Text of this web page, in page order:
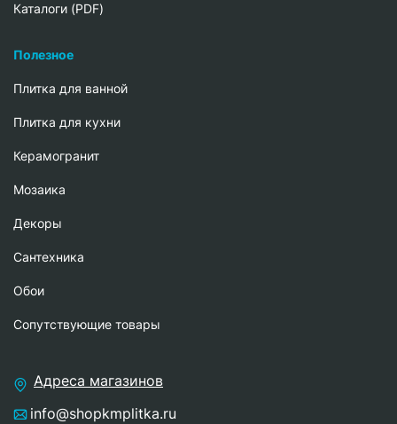
Каталоги (PDF)
Полезное
Плитка для ванной
Плитка для кухни
Керамогранит
Мозаика
Декоры
Сантехника
Обои
Сопутствующие товары
Адреса магазинов
info@shopkmplitka.ru